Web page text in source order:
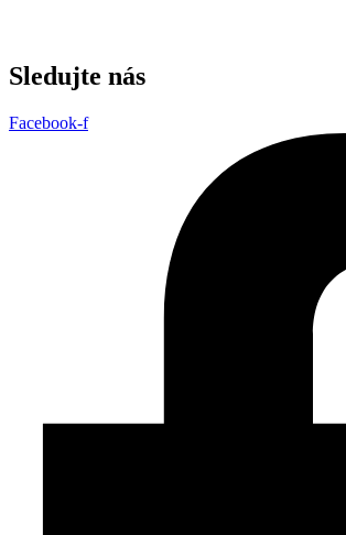
Sledujte nás
Facebook-f